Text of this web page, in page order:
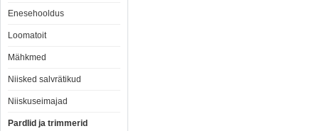
Enesehooldus
Loomatoit
Mähkmed
Niisked salvrätikud
Niiskuseimajad
Pardlid ja trimmerid